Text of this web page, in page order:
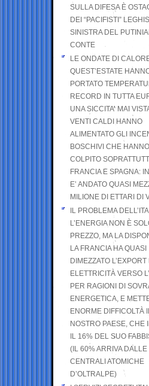
SULLA DIFESA È
DEI “PACIFISTI”
SINISTRA DEL
CONTE
LE ONDATE DI
QUEST’ESTATE
PORTATO
RECORD IN TUTTA
UNA SICCITA’ MAI
VENTI CALDI HANNO
ALIMENTATO GLI
BOSCHIVI CHE HANNO
COLPITO
FRANCIA E SPAGNA:
E’ ANDATO QUASI
MILIONE DI ETTARI DI
IL PROBLEMA
L’ENERGIA NON È
PREZZO, MA LA
LA FRANCIA HA QUASI
DIMEZZATO L’EXPORT
ELETTRICITÀ VERSO
PER RAGIONI DI
ENERGETICA, E
ENORME DIFFICOLTÀ
NOSTRO PAESE, CHE
IL 16% DEL SUO
(IL 60% ARRIVA DALLE
CENTRALI ATOMICHE
D’OLTRALPE)